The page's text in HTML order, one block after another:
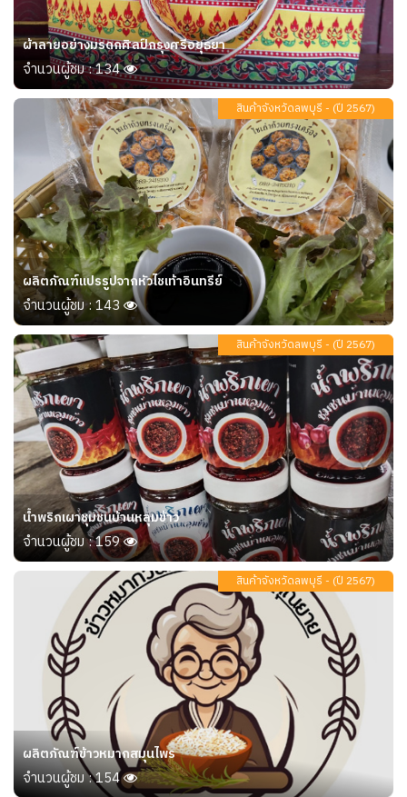
ผ้าลายอย่างมรดกศิลป์กรุงศรีอยุธยา
จำนวนผู้ชม : 134
สินค้าจังหวัดลพบุรี - (ปี 2567)
ผลิตภัณฑ์แปรรูปจากหัวไชเท้าอินทรีย์
จำนวนผู้ชม : 143
สินค้าจังหวัดลพบุรี - (ปี 2567)
น้ำพริกเผาชุมชนบ้านหลุมข้าว
จำนวนผู้ชม : 159
สินค้าจังหวัดลพบุรี - (ปี 2567)
ผลิตภัณฑ์ข้าวหมากสมุนไพร
จำนวนผู้ชม : 154